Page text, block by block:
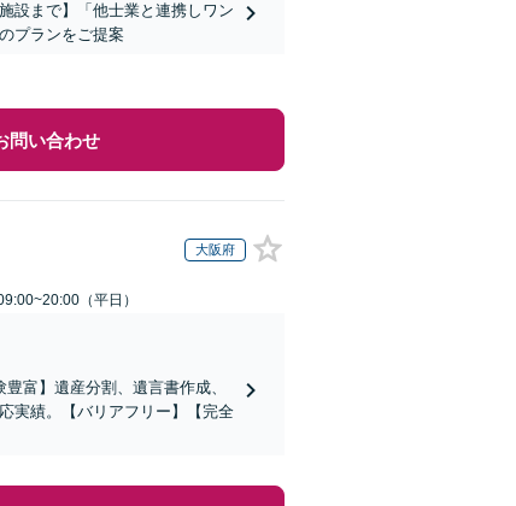
設まで】「他士業と連携しワン
プランをご提案
問い合わせ
大阪府
（平日）
富】遺産分割、遺言書作成、
実績。【バリアフリー】【完全